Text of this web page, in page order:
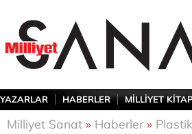
YAZARLAR HABERLER MİLLİYET
Milliyet Sanat » Haberler»